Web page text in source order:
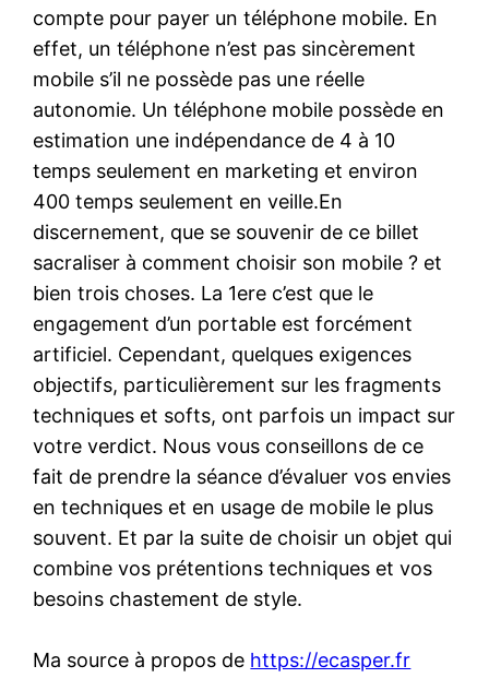
compte pour payer un téléphone mobile. En
effet, un téléphone n’est pas sincèrement
mobile s’il ne possède pas une réelle
autonomie. Un téléphone mobile possède en
estimation une indépendance de 4 à 10
temps seulement en marketing et environ
400 temps seulement en veille.En
discernement, que se souvenir de ce billet
sacraliser à comment choisir son mobile ? et
bien trois choses. La 1ere c’est que le
engagement d’un portable est forcément
artificiel. Cependant, quelques exigences
objectifs, particulièrement sur les fragments
techniques et softs, ont parfois un impact sur
votre verdict. Nous vous conseillons de ce
fait de prendre la séance d’évaluer vos envies
en techniques et en usage de mobile le plus
souvent. Et par la suite de choisir un objet qui
combine vos prétentions techniques et vos
besoins chastement de style.
Ma source à propos de https://ecasper.fr